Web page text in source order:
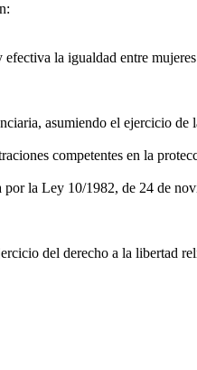
la igualdad entre
asumiendo el ejercicio de
competentes en la
la Ley 10/1982, de 24 de
del derecho a la libertad